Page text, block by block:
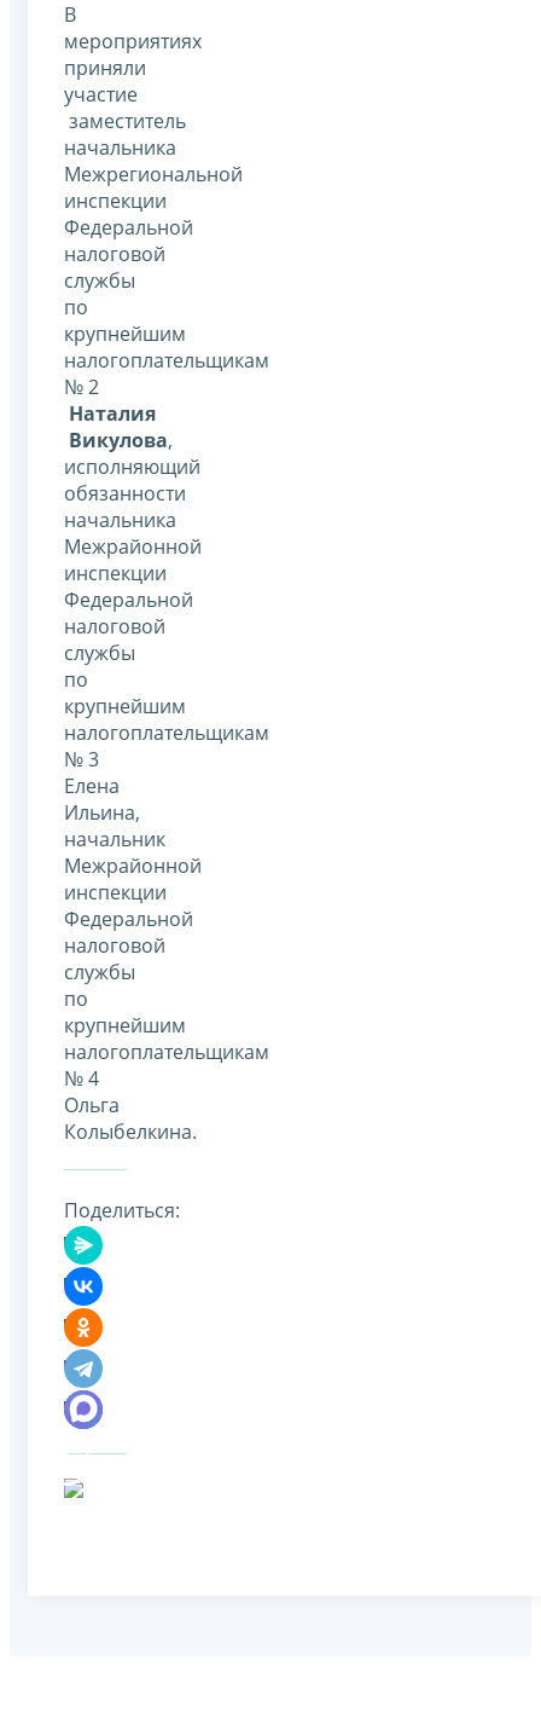
В
мероприятиях
приняли
участие
заместитель
начальника
Межрегиональной
инспекции
Федеральной
налоговой
службы
по
крупнейшим
налогоплательщикам
№ 2
Наталия
Викулова,
исполняющий
обязанности
начальника
Межрайонной
инспекции
Федеральной
налоговой
службы
по
крупнейшим
налогоплательщикам
№ 3
Елена
Ильина,
начальник
Межрайонной
инспекции
Федеральной
налоговой
службы
по
крупнейшим
налогоплательщикам
№ 4
Ольга
Колыбелкина.
Поделиться: